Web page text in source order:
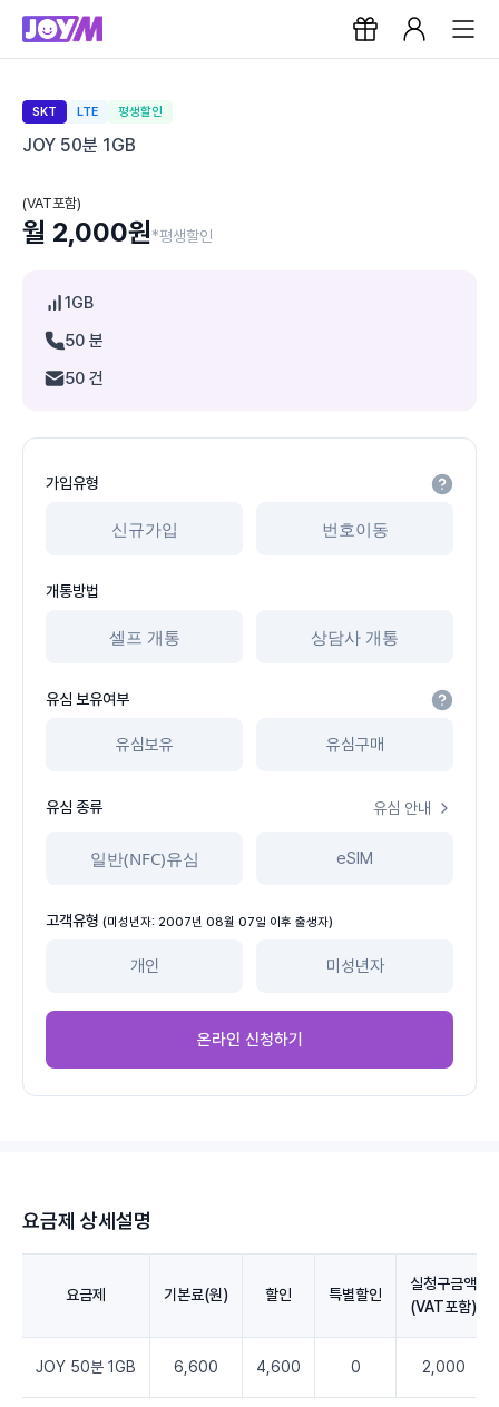
SKT LTE 평생할인
JOY 50분 1GB
(VAT포함)
월 2,000원*평생할인
1GB
50 분
50 건
가입유형
신규가입 번호이동
개통방법
셀프 개통 상담사 개통
유심 보유여부
유심보유 유심구매
유심 종류 유심 안내
일반(NFC)유심 eSIM
고객유형 (미성년자: 2007년 08월 07일 이후 출생자)
개인 미성년자
온라인 신청하기
요금제 상세설명
요금제 기본료(원) 할인 특별할인
실청구금액
(VAT포함)
JOY 50분 1GB 6,600 4,600 0 2,000